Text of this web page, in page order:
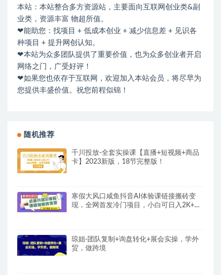
本站：本站整合多方资源站，主要面向互联网创业类&副
业类，资源丰富 物超所值。
❤能助您：找项目 + 低成本创业 + 减少信息差 + 见识各
种项目 + 提升网创认知。
❤本站为众多团队提供了重要价值，也为众多创业者开启
网络之门，广受好评！
❤如果您也依存于互联网，欢迎加入本站会员，将尽早为
您提供丰盛价值。祝您前程似锦！
随机推荐
千川投放-全套实操课【直播+短视频+商品
卡】2023新版，18节完整版！
寒假大风口咸鱼抖音AI体验课链接搬砖变
现，全网首发冷门项目，小白可日入2K+
琼姐·团队复制+询盘转化+展会实操，学外
贸，做跨境